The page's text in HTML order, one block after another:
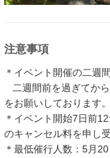
注意事項
＊イベント開催の二週
二週間前を過ぎてか
をお願いしております。
＊イベント開始7日前
のキャンセル料を申し受
＊最低催行人数：5月